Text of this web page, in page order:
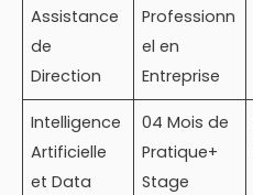
Assistance
de
Direction
Professionn
el en
Entreprise
Intelligence
Artificielle
et Data
04 Mois de
Pratique+
Stage